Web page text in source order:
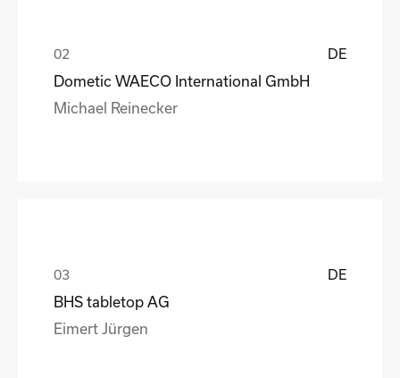
DE
Dometic WAECO International GmbH
Michael Reinecker
DE
BHS tabletop AG
Eimert Jürgen